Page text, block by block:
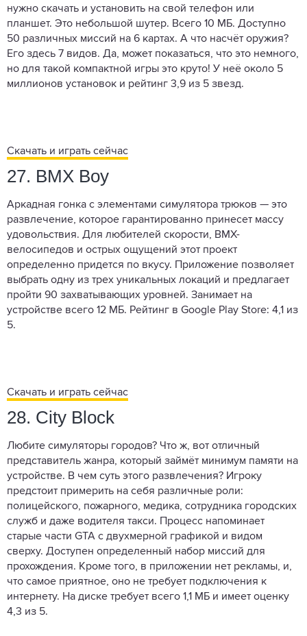
нужно скачать и установить на свой телефон или
планшет. Это небольшой шутер. Всего 10 МБ. Доступно
50 различных миссий на 6 картах. А что насчёт оружия?
Его здесь 7 видов. Да, может показаться, что это немного,
но для такой компактной игры это круто! У неё около 5
миллионов установок и рейтинг 3,9 из 5 звезд.
Скачать и играть сейчас
27. BMX Boy
Аркадная гонка с элементами симулятора трюков — это
развлечение, которое гарантированно принесет массу
удовольствия. Для любителей скорости, BMX-
велосипедов и острых ощущений этот проект
определенно придется по вкусу. Приложение позволяет
выбрать одну из трех уникальных локаций и предлагает
пройти 90 захватывающих уровней. Занимает на
устройстве всего 12 МБ. Рейтинг в Google Play Store: 4,1 из
5.
Скачать и играть сейчас
28. City Block
Любите симуляторы городов? Что ж, вот отличный
представитель жанра, который займёт минимум памяти на
устройстве. В чем суть этого развлечения? Игроку
предстоит примерить на себя различные роли:
полицейского, пожарного, медика, сотрудника городских
служб и даже водителя такси. Процесс напоминает
старые части GTA с двухмерной графикой и видом
сверху. Доступен определенный набор миссий для
прохождения. Кроме того, в приложении нет рекламы, и,
что самое приятное, оно не требует подключения к
интернету. На диске требует всего 1,1 МБ и имеет оценку
4,3 из 5.